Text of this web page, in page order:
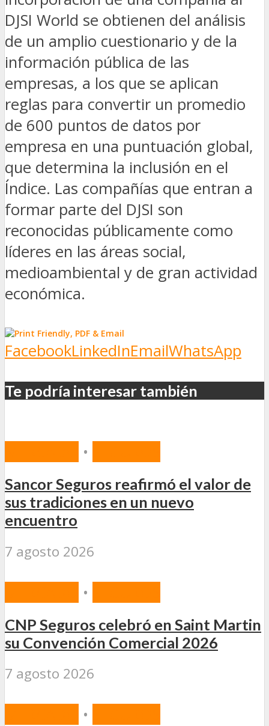
DJSI World se obtienen del análisis
de un amplio cuestionario y de la
información pública de las
empresas, a los que se aplican
reglas para convertir un promedio
de 600 puntos de datos por
empresa en una puntuación global,
que determina la inclusión en el
Índice. Las compañías que entran a
formar parte del DJSI son
reconocidas públicamente como
líderes en las áreas social,
medioambiental y de gran actividad
económica.
FacebookLinkedInEmailWhatsApp
Te podría interesar también
•
Sancor Seguros reafirmó el valor de
sus tradiciones en un nuevo
encuentro
7 agosto 2026
•
CNP Seguros celebró en Saint Martin
su Convención Comercial 2026
7 agosto 2026
•